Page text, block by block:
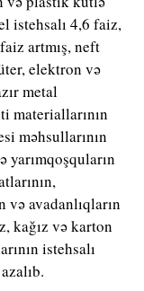
istehsalı 4,6 faiz,
artmış, neft
elektron və
metal
materiallarının
məhsullarının
yarımqoşquların
və avadanlıqların
kağız və karton
istehsalı